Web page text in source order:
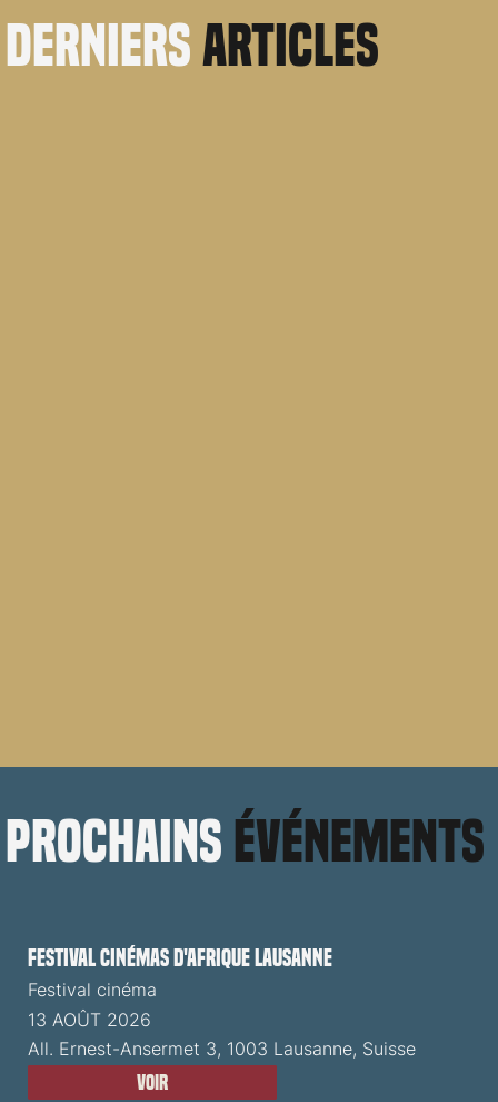
derniersarticles
prochains événements
Festival cinémas d'Afrique Lausanne
Festival cinéma
13 AOÛT 2026
All. Ernest-Ansermet 3, 1003 Lausanne, Suisse
Voir